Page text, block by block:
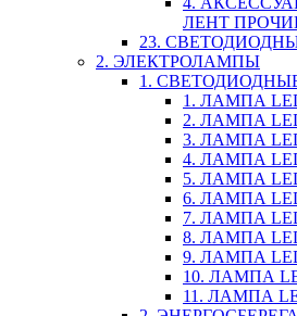
ЛЕНТ
23.
2. ЭЛЕКТРОЛАМПЫ
1.
1. ЛАМПА
2. ЛАМПА
3. ЛАМПА
4. ЛАМПА
5. ЛАМПА LED
6. ЛАМПА
7. ЛАМПА
8. ЛАМПА
9. ЛАМПА
10. ЛАМПА
11. ЛАМПА